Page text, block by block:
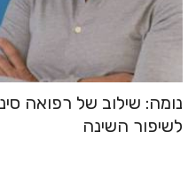
נומה: שילוב של רפואה
לשיפור השינה